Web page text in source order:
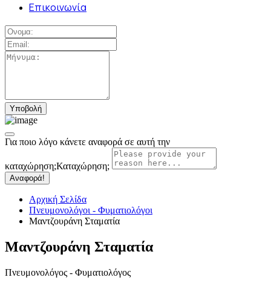
Επικοινωνία
Για ποιο λόγο κάνετε αναφορά σε αυτή την
καταχώρηση;Καταχώρηση;
Αναφορά!
Αρχική Σελίδα
Πνευμονολόγοι - Φυματιολόγοι
Μαντζουράνη Σταματία
Μαντζουράνη Σταματία
Πνευμονολόγος - Φυματιολόγος